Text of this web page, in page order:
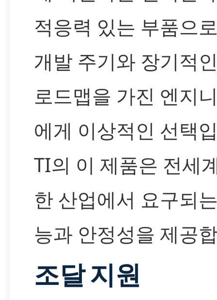
적응력 있는 부품으
개발 주기와 장기적
로드맵을 가진 엔지
에게 이상적인 선택
TI의 이 제품은 전세
한 산업에서 요구되
능과 안정성을 제공
조달 지원